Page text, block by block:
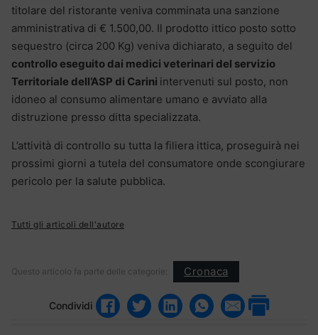
titolare del ristorante veniva comminata una sanzione
amministrativa di € 1.500,00. Il prodotto ittico posto sotto
sequestro (circa 200 Kg) veniva dichiarato, a seguito del
controllo eseguito dai medici veterinari del servizio
Territoriale dell’ASP di Carini intervenuti sul posto, non
idoneo al consumo alimentare umano e avviato alla
distruzione presso ditta specializzata.
L’attività di controllo su tutta la filiera ittica, proseguirà nei
prossimi giorni a tutela del consumatore onde scongiurare
pericolo per la salute pubblica.
Tutti gli articoli dell'autore
Questo articolo fa parte delle categorie: Cronaca
Condividi